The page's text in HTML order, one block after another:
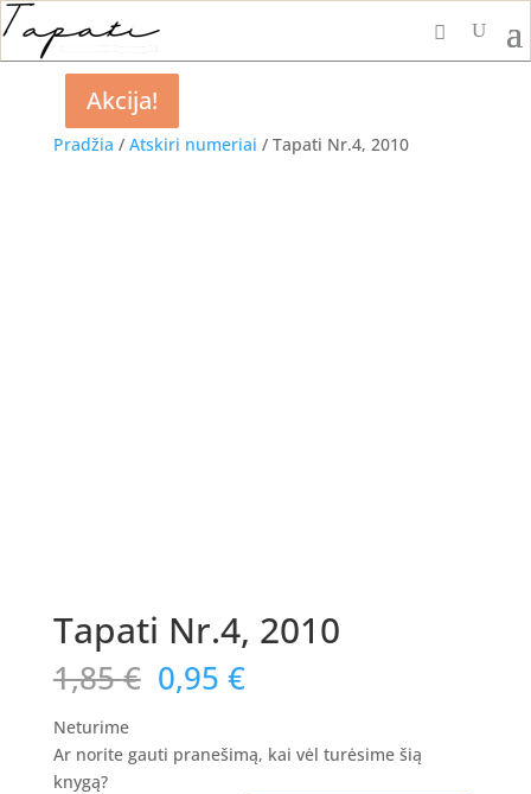
Pradžia / Atskiri numeriai / Tapati Nr.4, 2010
Akcija!
Tapati Nr.4, 2010
1,85€ Original
price
1,85 €.
0,95 €Current
price
0,95 €.
Neturime
Ar norite gauti pranešimą, kai vėl turėsime šią
knygą?
Akcija!
Akcija!
Akcija!